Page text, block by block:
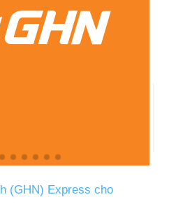
(GHN) Express cho